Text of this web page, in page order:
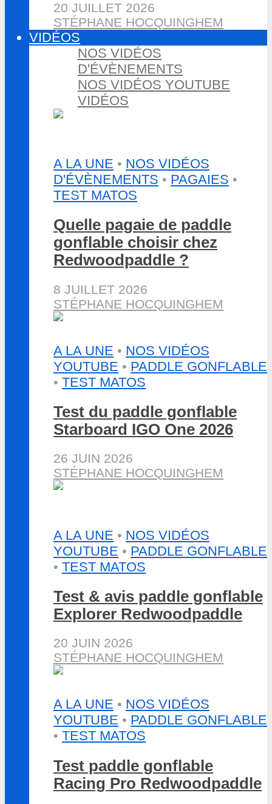
20 JUILLET 2026
STÉPHANE HOCQUINGHEM
VIDÉOS
NOS VIDÉOS
D'ÉVÈNEMENTS
NOS VIDÉOS YOUTUBE
VIDÉOS
A LA UNE • NOS VIDÉOS
D'ÉVÈNEMENTS • PAGAIES •
TEST MATOS
Quelle pagaie de paddle
gonflable choisir chez
Redwoodpaddle ?
8 JUILLET 2026
STÉPHANE HOCQUINGHEM
A LA UNE • NOS VIDÉOS
YOUTUBE • PADDLE GONFLABLE
• TEST MATOS
Test du paddle gonflable
Starboard IGO One 2026
26 JUIN 2026
STÉPHANE HOCQUINGHEM
A LA UNE • NOS VIDÉOS
YOUTUBE • PADDLE GONFLABLE
• TEST MATOS
Test & avis paddle gonflable
Explorer Redwoodpaddle
20 JUIN 2026
STÉPHANE HOCQUINGHEM
A LA UNE • NOS VIDÉOS
YOUTUBE • PADDLE GONFLABLE
• TEST MATOS
Test paddle gonflable
Racing Pro Redwoodpaddle